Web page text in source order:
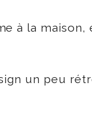
à la maison,
un peu